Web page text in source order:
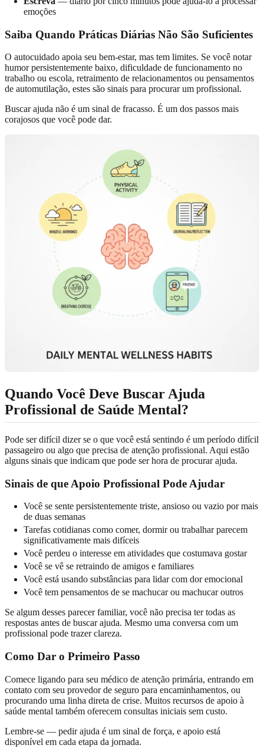
emoções
Saiba Quando Práticas Diárias Não São Suficientes
O autocuidado apoia seu bem-estar, mas tem limites. Se você notar
humor persistentemente baixo, dificuldade de funcionamento no
trabalho ou escola, retraimento de relacionamentos ou pensamentos
de automutilação, estes são sinais para procurar um profissional.
Buscar ajuda não é um sinal de fracasso. É um dos passos mais
corajosos que você pode dar.
Quando Você Deve Buscar Ajuda
Profissional de Saúde Mental?
Pode ser difícil dizer se o que você está sentindo é um período difícil
passageiro ou algo que precisa de atenção profissional. Aqui estão
alguns sinais que indicam que pode ser hora de procurar ajuda.
Sinais de que Apoio Profissional Pode Ajudar
Você se sente persistentemente triste, ansioso ou vazio por mais
de duas semanas
Tarefas cotidianas como comer, dormir ou trabalhar parecem
significativamente mais difíceis
Você perdeu o interesse em atividades que costumava gostar
Você se vê se retraindo de amigos e familiares
Você está usando substâncias para lidar com dor emocional
Você tem pensamentos de se machucar ou machucar outros
Se algum desses parecer familiar, você não precisa ter todas as
respostas antes de buscar ajuda. Mesmo uma conversa com um
profissional pode trazer clareza.
Como Dar o Primeiro Passo
Comece ligando para seu médico de atenção primária, entrando em
contato com seu provedor de seguro para encaminhamentos, ou
procurando uma linha direta de crise. Muitos recursos de apoio à
saúde mental também oferecem consultas iniciais sem custo.
Lembre-se — pedir ajuda é um sinal de força, e apoio está
disponível em cada etapa da jornada.